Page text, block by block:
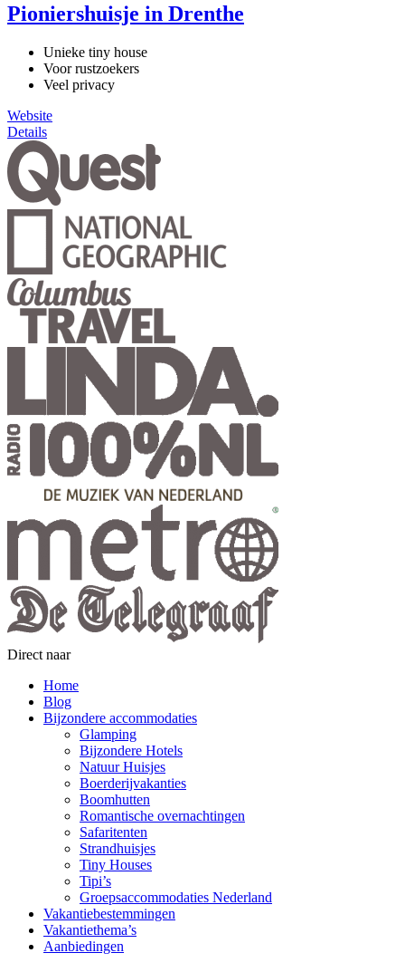
Pioniershuisje in Drenthe
Unieke tiny house
Voor rustzoekers
Veel privacy
Website
Details
Direct naar
Home
Blog
Bijzondere accommodaties
Glamping
Bijzondere Hotels
Natuur Huisjes
Boerderijvakanties
Boomhutten
Romantische overnachtingen
Safaritenten
Strandhuisjes
Tiny Houses
Tipi’s
Groepsaccommodaties Nederland
Vakantiebestemmingen
Vakantiethema’s
Aanbiedingen